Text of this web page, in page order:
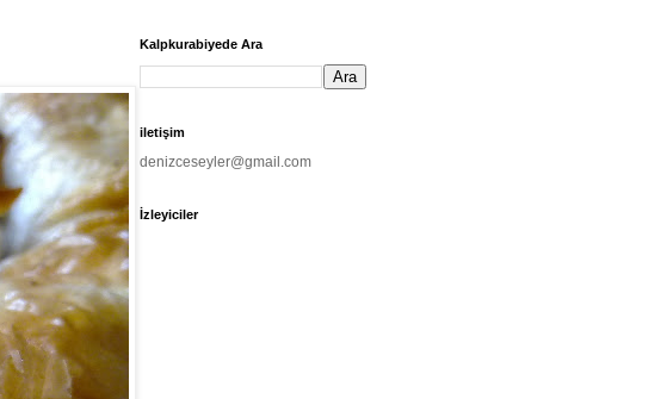
Kalpkurabiyede Ara
iletişim
denizceseyler@gmail.com
İzleyiciler